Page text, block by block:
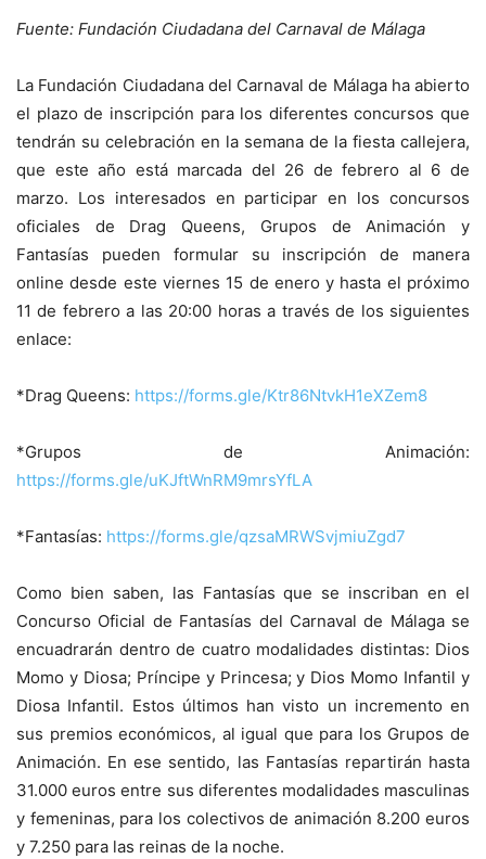
Fuente: Fundación Ciudadana del Carnaval de Málaga
La Fundación Ciudadana del Carnaval de Málaga ha abierto
el plazo de inscripción para los diferentes concursos que
tendrán su celebración en la semana de la fiesta callejera,
que este año está marcada del 26 de febrero al 6 de
marzo. Los interesados en participar en los concursos
oficiales de Drag Queens, Grupos de Animación y
Fantasías pueden formular su inscripción de manera
online desde este viernes 15 de enero y hasta el próximo
11 de febrero a las 20:00 horas a través de los siguientes
enlace:
*Drag Queens: https://forms.gle/Ktr86NtvkH1eXZem8
*Grupos de Animación:
https://forms.gle/uKJftWnRM9mrsYfLA
*Fantasías: https://forms.gle/qzsaMRWSvjmiuZgd7
Como bien saben, las Fantasías que se inscriban en el
Concurso Oficial de Fantasías del Carnaval de Málaga se
encuadrarán dentro de cuatro modalidades distintas: Dios
Momo y Diosa; Príncipe y Princesa; y Dios Momo Infantil y
Diosa Infantil. Estos últimos han visto un incremento en
sus premios económicos, al igual que para los Grupos de
Animación. En ese sentido, las Fantasías repartirán hasta
31.000 euros entre sus diferentes modalidades masculinas
y femeninas, para los colectivos de animación 8.200 euros
y 7.250 para las reinas de la noche.